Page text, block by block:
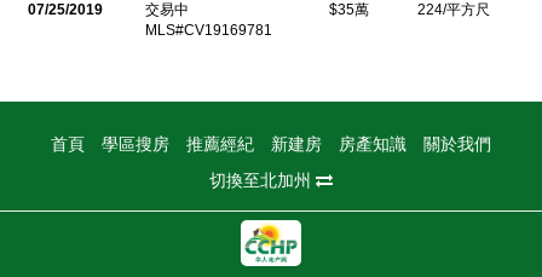
Empire. Donâ€™t miss your chance to own this beautiful
07/25/2019
交易中
MLS#CV19169781
$35萬 224/平方尺
首頁 學區搜房 推薦經紀 新建房 房產知識
關於我們
切換至北加州